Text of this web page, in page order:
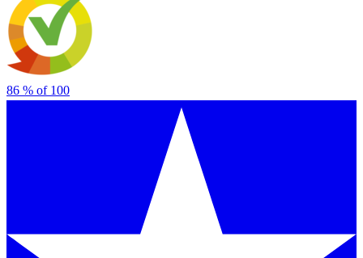
86 % of 100